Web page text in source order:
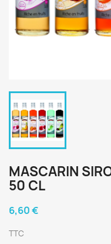
MASCARIN
50 CL
6,60 €
TTC